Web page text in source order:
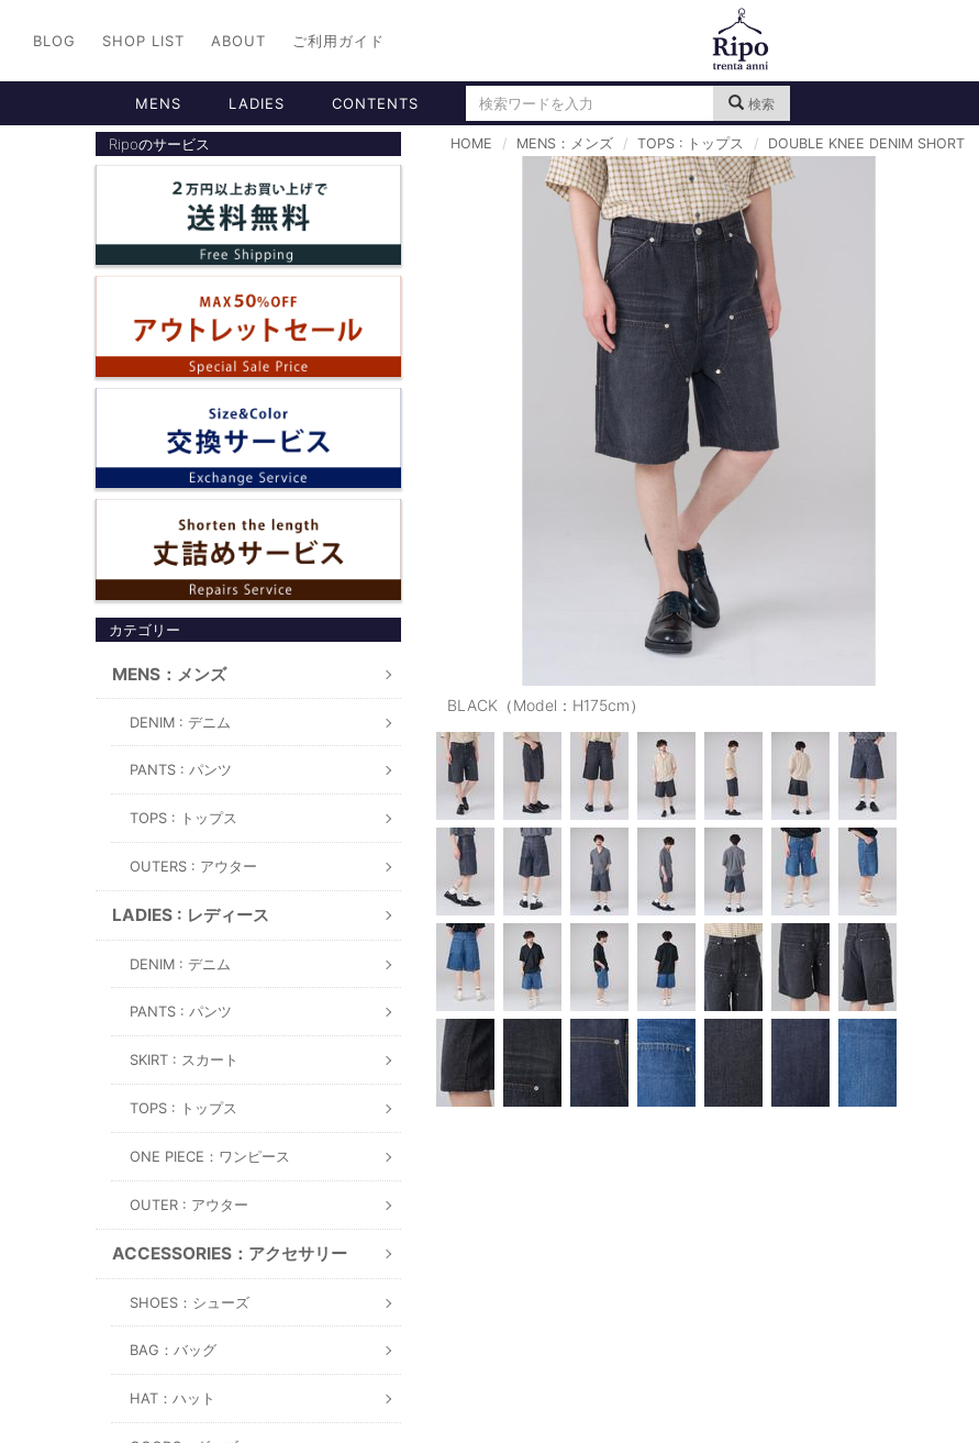
BLOG SHOP LIST ABOUT ご利用ガイド
MENS LADIES CONTENTS 検索
Ripoのサービス
カテゴリー
MENS：メンズ
DENIM : デニム
PANTS : パンツ
TOPS : トップス
OUTERS : アウター
LADIES : レディース
DENIM : デニム
PANTS : パンツ
SKIRT : スカート
TOPS : トップス
ONE PIECE：ワンピース
OUTER : アウター
ACCESSORIES：アクセサリー
SHOES：シューズ
BAG：バッグ
HAT：ハット
HOME MENS：メンズ TOPS : トップス DOUBLE KNEE DENIM SHORT
BLACK（Model：H175cm）